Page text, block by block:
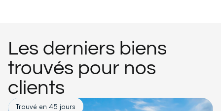
Les derniers biens
trouvés pour nos
clients
Trouvé en 45 jours